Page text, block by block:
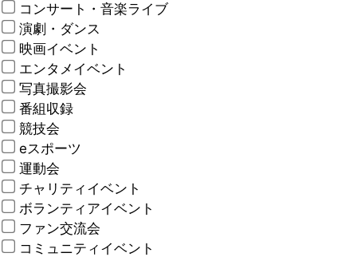
コンサート・音楽ライブ
演劇・ダンス
映画イベント
エンタメイベント
写真撮影会
番組収録
競技会
eスポーツ
運動会
チャリティイベント
ボランティアイベント
ファン交流会
コミュニティイベント